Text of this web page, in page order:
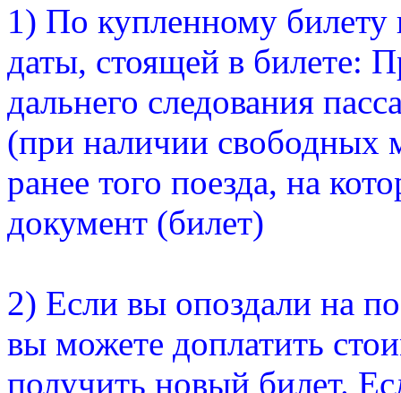
1) По купленному билету
даты, стоящей в билете:
дальнего следования
(при наличии свободных
ранее того поезда, на
документ (билет)
2) Если вы опоздали на
вы можете доплатить
получить новый билет.